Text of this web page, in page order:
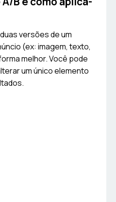
versões de um
(ex: imagem, texto,
melhor. Você pode
um único elemento